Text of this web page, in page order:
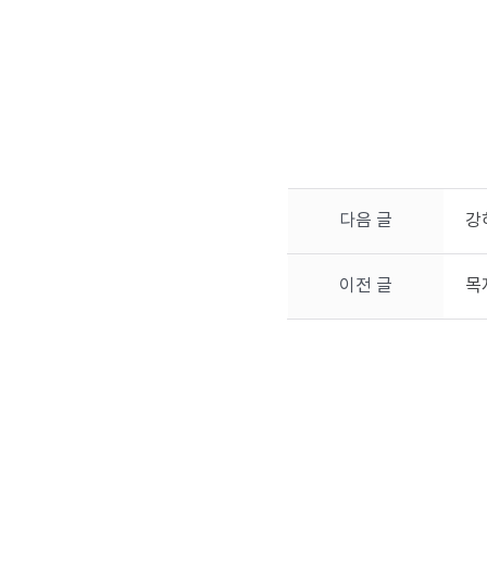
다음 글 강
이전 글 목